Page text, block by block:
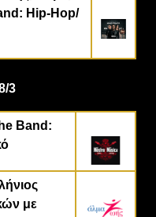
Hip-Hop/
3
Band :
με